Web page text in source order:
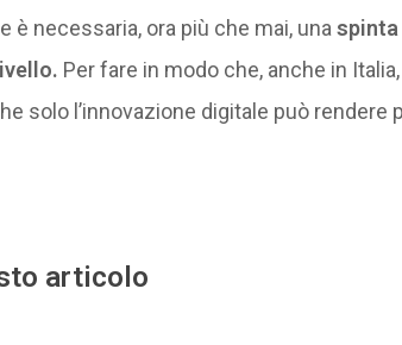
necessaria, ora più che mai, una spinta
Per fare in modo che, anche in
solo l’innovazione digitale può rendere
articolo